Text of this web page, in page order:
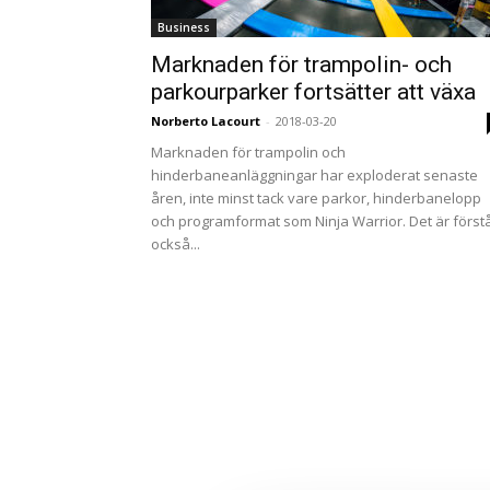
Business
Marknaden för trampolin- och
parkourparker fortsätter att växa
Norberto Lacourt - 2018-03-20
Marknaden för trampolin och
hinderbaneanläggningar har exploderat senaste
åren, inte minst tack vare parkor, hinderbanelopp
och programformat som Ninja Warrior. Det är
också...